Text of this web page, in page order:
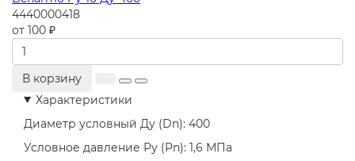
4440000418
от 100 ₽
В корзину
Характеристики
Диаметр условный Ду (Dn): 400
Условное давление Ру (Pn): 1,6 МПа